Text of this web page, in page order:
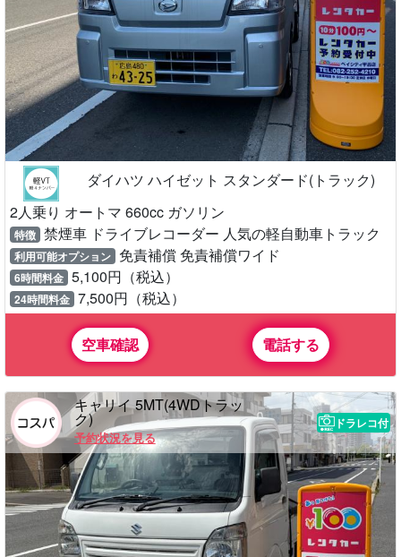
ダイハツ ハイゼット スタンダード(トラック)
2人乗り オートマ 660cc ガソリン
特徴 禁煙車 ドライブレコーダー 人気の軽自動車トラック
利用可能オプション 免責補償 免責補償ワイド
6時間料金 5,100円（税込）
24時間料金 7,500円（税込）
空車確認 電話する
キャリイ 5MT(4WDトラッ
ク)
予約状況を見る
ドラレコ付